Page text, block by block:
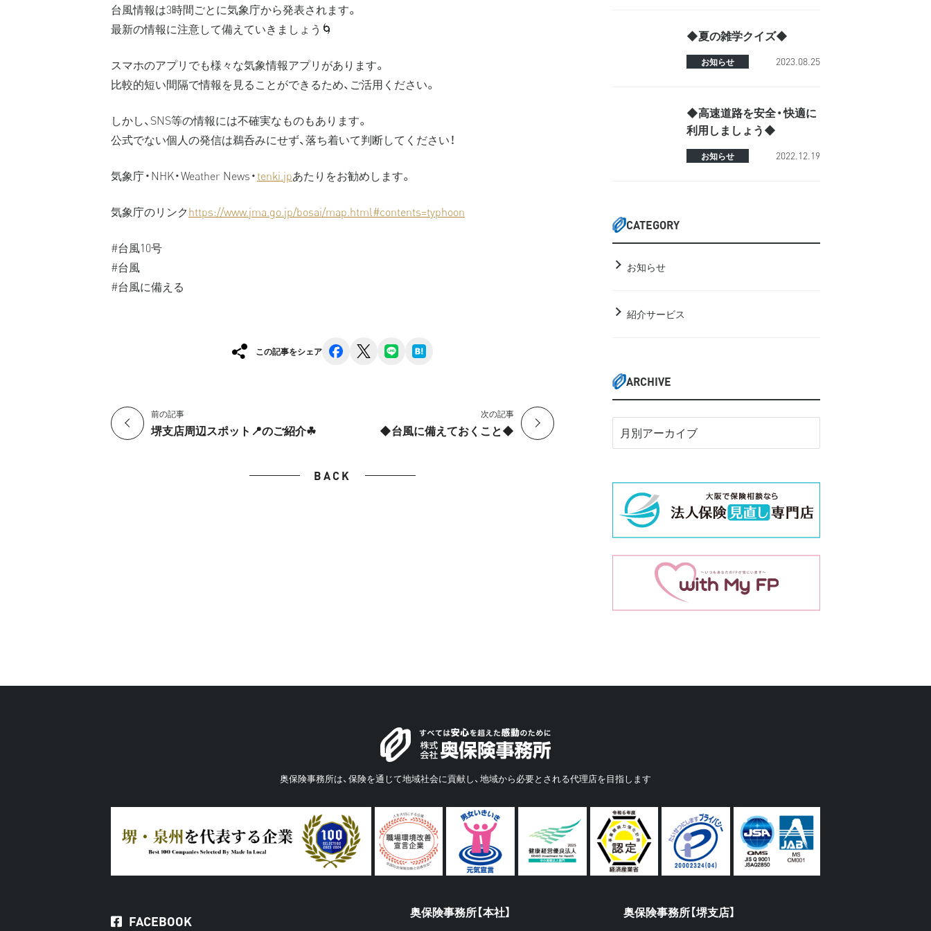
台風情報は3時間ごとに気象庁から発表されます。
最新の情報に注意して備えていきましょう🌀
スマホのアプリでも様々な気象情報アプリがあります。
比較的短い間隔で情報を見ることができるため、ご活用ください。
しかし、SNS等の情報には不確実なものもあります。
公式でない個人の発信は鵜呑みにせず、落ち着いて判断してください！
気象庁・NHK・Weather News・tenki.jpあたりをお勧めします。
気象庁のリンクhttps://www.jma.go.jp/bosai/map.html#contents=typhoon
#台風10号
#台風
#台風に備える
この記事をシェア facebook line
前の記事
堺支店周辺スポット📍のご紹介☘︎
次の記事
◆台風に備えておくこと◆
BACK
◆夏の雑学クイズ◆
お知らせ 2023.08.25
◆高速道路を安全・快適に
利用しましょう◆
お知らせ 2022.12.19
CATEGORY
お知らせ
紹介サービス
ARCHIVE
奥保険事務所は、保険を通じて地域社会に貢献し、地域から必要とされる代理店を目指します
FACEBOOK 奥保険事務所【本社】 奥保険事務所【堺支店】